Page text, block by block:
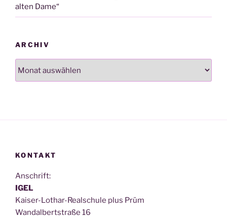
alten Dame“
ARCHIV
KONTAKT
Anschrift:
IGEL
Kai­ser-Lothar-Real­schu­le plus Prüm
Wan­dal­bert­stra­ße 16